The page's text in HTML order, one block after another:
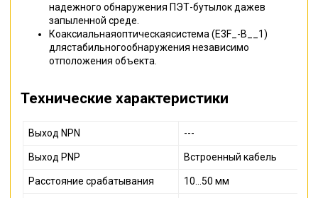
надежного обнаружения ПЭТ-бутылок дажев
запыленной среде.
Коаксиальнаяоптическаясистема (E3F_-B__1)
длястабильногообнаружения независимо
отположения объекта.
Технические характеристики
Выход NPN ---
Выход PNP Встроенный кабель
Расстояние срабатывания 10…50 мм